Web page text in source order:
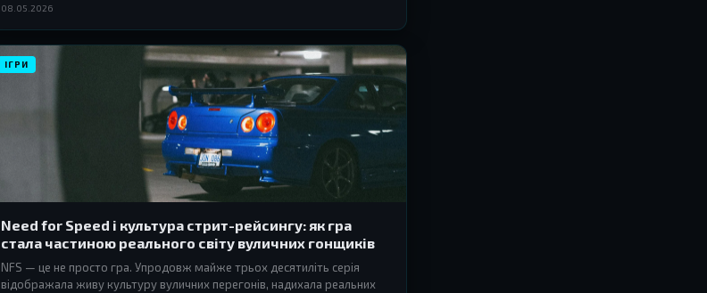
08.05.2026
ІГРИ
Need for Speed і культура стрит-рейсингу: як гра
стала частиною реального світу вуличних гонщиків
NFS — це не просто гра. Упродовж майже трьох десятиліть серія
відображала живу культуру вуличних перегонів, надихала реальних